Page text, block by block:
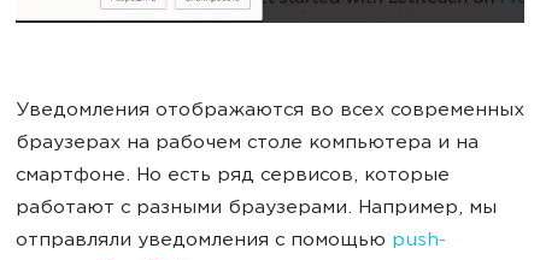
Уведомления отображаются во всех современных
браузерах на рабочем столе компьютера и на
смартфоне. Но есть ряд сервисов, которые
работают с разными браузерами. Например, мы
отправляли уведомления с помощью push-